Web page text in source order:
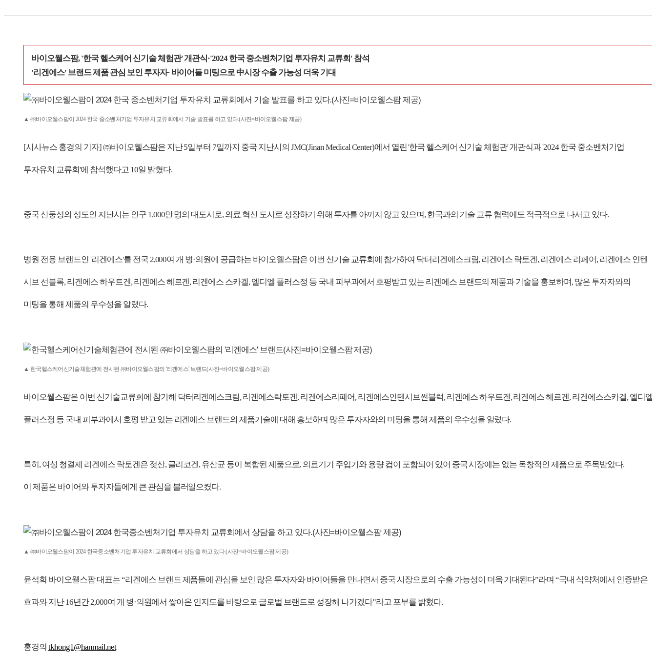
바이오웰스팜, '한국 헬스케어 신기술 체험관' 개관식·'2024 한국 중소벤처기업 투자유치 교류회' 참석
'리겐에스' 브랜드 제품 관심 보인 투자자· 바이어들 미팅으로 中시장 수출 가능성 더욱 기대
▲ ㈜바이오웰스팜이 2024 한국 중소벤처기업 투자유치 교류회에서 기술 발표를 하고 있다.(사진=바이오웰스팜 제공)
[시사뉴스 홍경의 기자] ㈜바이오웰스팜은 지난 5일부터 7일까지 중국 지난시의 JMC(Jinan Medical Center)에서 열린 '한국 헬스케어 신기술 체험관' 개관식과 '2024 한국 중소벤처기업
투자유치 교류회'에 참석했다고 10일 밝혔다.
중국 산둥성의 성도인 지난시는 인구 1,000만 명의 대도시로, 의료 혁신 도시로 성장하기 위해 투자를 아끼지 않고 있으며, 한국과의 기술 교류 협력에도 적극적으로 나서고 있다.
병원 전용 브랜드인 '리겐에스'를 전국 2,000여 개 병·의원에 공급하는 바이오웰스팜은 이번 신기술 교류회에 참가하여 닥터리겐에스크림, 리겐에스 락토겐, 리겐에스 리페어, 리겐에스 인텐
시브 선블록, 리겐에스 하우트겐, 리겐에스 헤르겐, 리겐에스 스카겔, 엘디엘 플러스정 등 국내 피부과에서 호평받고 있는 리겐에스 브랜드의 제품과 기술을 홍보하며, 많은 투자자와의
미팅을 통해 제품의 우수성을 알렸다.
▲ 한국헬스케어신기술체험관에 전시된 ㈜바이오웰스팜의 '리겐에스' 브랜드(사진=바이오웰스팜 제공)
바이오웰스팜은 이번 신기술교류회에 참가해 닥터리겐에스크림, 리겐에스락토겐, 리겐에스리페어, 리겐에스인텐시브썬블럭, 리겐에스 하우트겐, 리겐에스 헤르겐, 리겐에스스카겔, 엘디엘
플러스정 등 국내 피부과에서 호평 받고 있는 리겐에스 브랜드의 제품기술에 대해 홍보하며 많은 투자자와의 미팅을 통해 제품의 우수성을 알렸다.
특히, 여성 청결제 리겐에스 락토겐은 젖산, 글리코겐, 유산균 등이 복합된 제품으로, 의료기기 주입기와 용량 컵이 포함되어 있어 중국 시장에는 없는 독창적인 제품으로 주목받았다.
이 제품은 바이어와 투자자들에게 큰 관심을 불러일으켰다.
▲ ㈜바이오웰스팜이 2024 한국중소벤처기업 투자유치 교류회에서 상담을 하고 있다.(사진=바이오웰스팜 제공)
윤석희 바이오웰스팜 대표는 “리겐에스 브랜드 제품들에 관심을 보인 많은 투자자와 바이어들을 만나면서 중국 시장으로의 수출 가능성이 더욱 기대된다”라며 “국내 식약처에서 인증받은
효과와 지난 16년간 2,000여 개 병·의원에서 쌓아온 인지도를 바탕으로 글로벌 브랜드로 성장해 나가겠다”라고 포부를 밝혔다.
홍경의 tkhong1@hanmail.net